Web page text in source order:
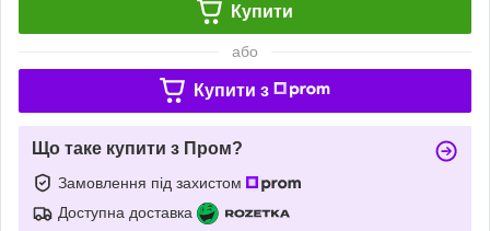
Купити
або
Купити з
Що таке купити з Пром?
Замовлення під захистом
Доступна доставка